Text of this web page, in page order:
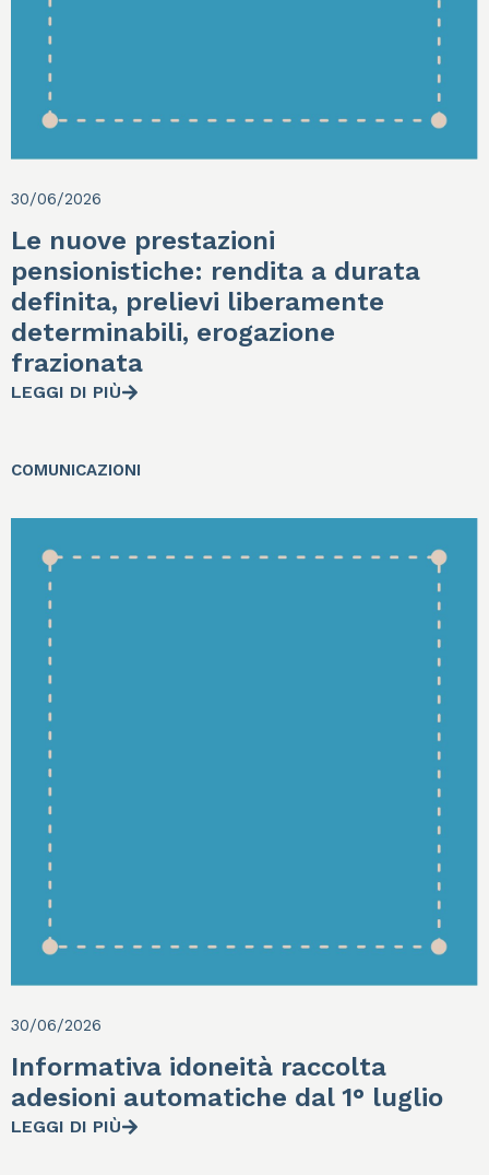
30/06/2026
Le nuove prestazioni
pensionistiche: rendita a durata
definita, prelievi liberamente
determinabili, erogazione
frazionata
LEGGI DI PIÙ
COMUNICAZIONI
30/06/2026
Informativa idoneità raccolta
adesioni automatiche dal 1° luglio
LEGGI DI PIÙ